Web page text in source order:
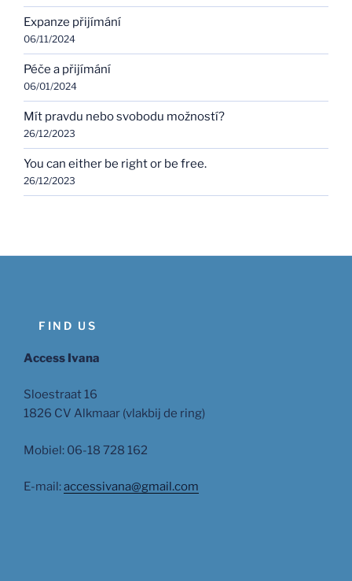
Expanze přijímání
06/11/2024
Péče a přijímání
06/01/2024
Mít pravdu nebo svobodu možností?
26/12/2023
You can either be right or be free.
26/12/2023
FIND US
Access Ivana
Sloestraat 16
1826 CV Alkmaar (vlakbij de ring)
Mobiel: 06-18 728 162
E-mail:accessivana@gmail.com